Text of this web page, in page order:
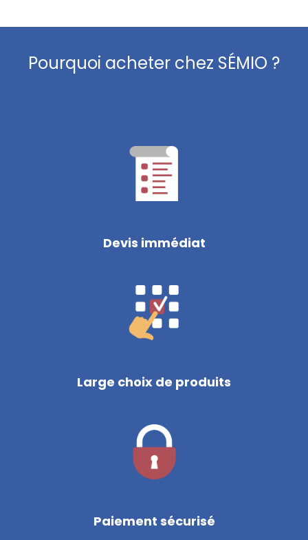
Pourquoi acheter chez SÉMIO ?
Devis immédiat
Large choix de produits
Paiement sécurisé